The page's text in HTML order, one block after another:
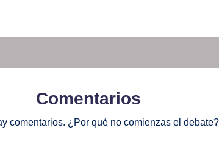
Comentarios
comentarios. ¿Por qué no comienzas el debate?